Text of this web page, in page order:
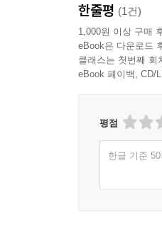
한줄평 (1건)
1,000원 이상 구매
eBook은 다운로드
클래스는 첫번째 회
eBook 페이백, CD/
평점
한글 기준